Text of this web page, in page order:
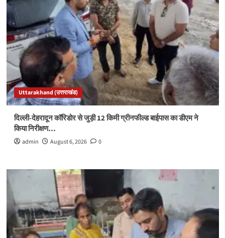
Uttarakhand (उत्तराखंड)
दिल्ली-देहरादून कॉरिडोर से जुड़ी 12 किमी ग्रीनफील्ड बाईपास का डीएम ने
किया निरीक्षण…
admin August 6, 2026 0